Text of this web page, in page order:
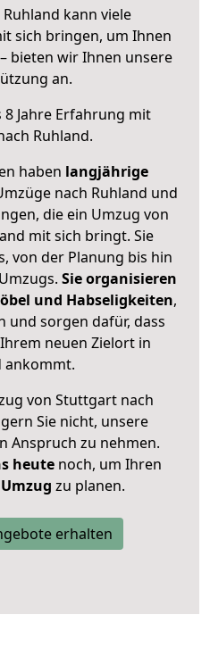
Ruhland kann viele
sich bringen, um Ihnen
bieten wir Ihnen unsere
an.
Jahre Erfahrung mit
Ruhland.
haben langjährige
nach Ruhland und
die ein Umzug von
mit sich bringt. Sie
von der Planung bis hin
Sie organisieren
und Habseligkeiten,
und sorgen dafür, dass
neuen Zielort in
ankommt.
von Stuttgart nach
Sie nicht, unsere
Anspruch zu nehmen.
heutenoch, um Ihren
zu planen.
erhalten